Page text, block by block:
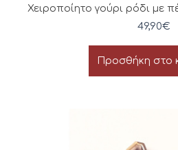
Χειροποίητο γούρι ρόδι με
49,90€
Προσθήκη στο